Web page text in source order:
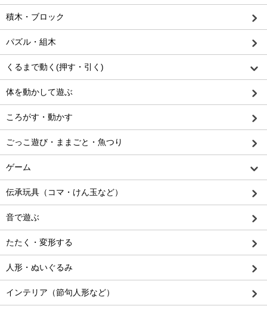
積木・ブロック
パズル・組木
くるまで動く(押す・引く)
体を動かして遊ぶ
ころがす・動かす
ごっこ遊び・ままごと・魚つり
ゲーム
伝承玩具（コマ・けん玉など）
音で遊ぶ
たたく・変形する
人形・ぬいぐるみ
インテリア（節句人形など）